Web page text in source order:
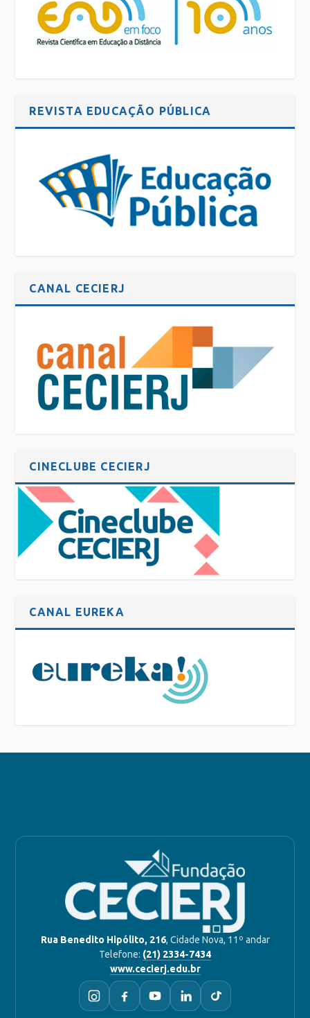
REVISTA EDUCAÇÃO PÚBLICA
CANAL CECIERJ
CINECLUBE CECIERJ
CANAL EUREKA
Rua Benedito Hipólito, 216, Cidade Nova, 11º andar
Telefone: (21) 2334-7434
www.cecierj.edu.br